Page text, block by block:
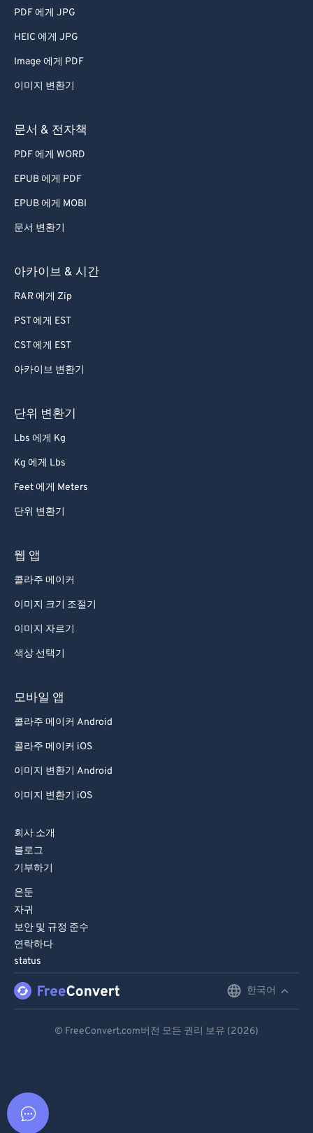
PDF 에게 JPG
HEIC 에게 JPG
Image 에게 PDF
이미지 변환기
문서 & 전자책
PDF 에게 WORD
EPUB 에게 PDF
EPUB 에게 MOBI
문서 변환기
아카이브 & 시간
RAR 에게 Zip
PST 에게 EST
CST 에게 EST
아카이브 변환기
단위 변환기
Lbs 에게 Kg
Kg 에게 Lbs
Feet 에게 Meters
단위 변환기
웹 앱
콜라주 메이커
이미지 크기 조절기
이미지 자르기
색상 선택기
모바일 앱
콜라주 메이커 Android
콜라주 메이커 iOS
이미지 변환기 Android
이미지 변환기 iOS
회사 소개
블로그
기부하기
은둔
자귀
보안 및 규정 준수
연락하다
status
한국어
© FreeConvert.com버전 모든 권리 보유 (2026)